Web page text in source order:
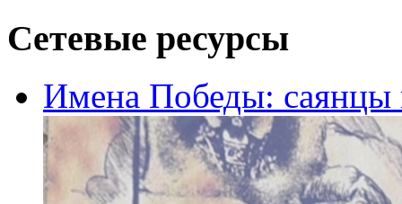
Сетевые ресурсы
Имена Победы: саянцы